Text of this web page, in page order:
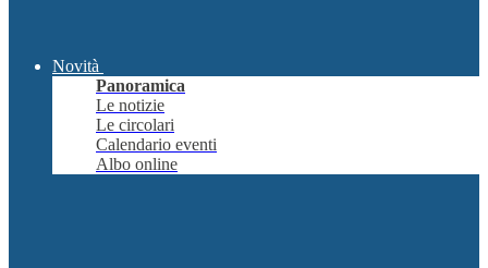
Novità
Panoramica
Le notizie
Le circolari
Calendario eventi
Albo online